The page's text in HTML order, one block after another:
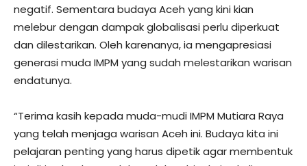
negatif. Sementara budaya Aceh yang kini kian
melebur dengan dampak globalisasi perlu diperkuat
dan dilestarikan. Oleh karenanya, ia mengapresiasi
generasi muda IMPM yang sudah melestarikan warisan
endatunya.
“Terima kasih kepada muda-mudi IMPM Mutiara Raya
yang telah menjaga warisan Aceh ini. Budaya kita ini
pelajaran penting yang harus dipetik agar membentuk